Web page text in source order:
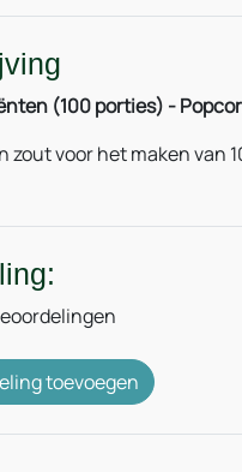
(100 porties) -
zout voor het maken van
toevoegen